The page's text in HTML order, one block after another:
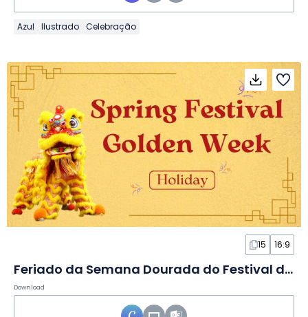
Azul Ilustrado Celebração
15 16:9
Feriado da Semana Dourada do Festival da Primavera em Slides
Download